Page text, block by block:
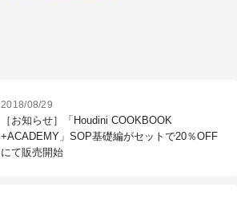
2018/08/29
［お知らせ］「Houdini COOKBOOK
+ACADEMY」SOP基礎編がセットで20％OFF
にて販売開始